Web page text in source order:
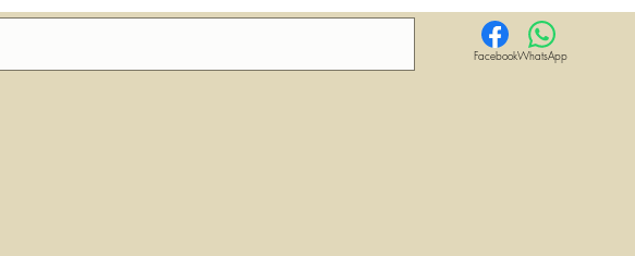
FacebookWhatsApp